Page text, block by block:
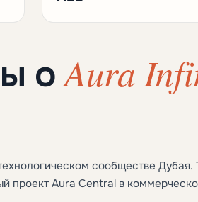
оAura
сообществе Дубая.
проект Aura Central в